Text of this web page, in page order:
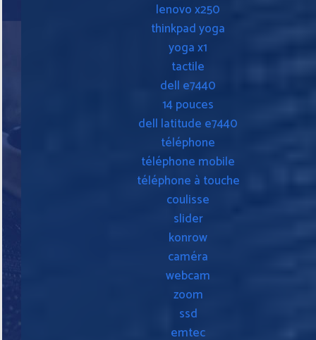
lenovo x250
thinkpad yoga
yoga x1
tactile
dell e7440
14 pouces
dell latitude e7440
téléphone
téléphone mobile
téléphone à touche
coulisse
slider
konrow
caméra
webcam
zoom
ssd
emtec